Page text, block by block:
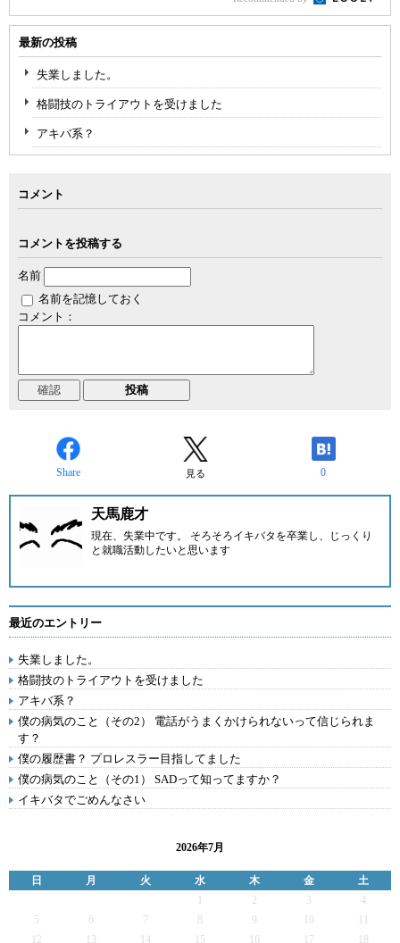
最新の投稿
失業しました。
格闘技のトライアウトを受けました
アキバ系？
コメント
コメントを投稿する
名前
名前を記憶しておく
コメント：
Share 見る 0
天馬鹿才
現在、失業中です。 そろそろイキバタを卒業し、じっくり
と就職活動したいと思います
最近のエントリー
失業しました。
格闘技のトライアウトを受けました
アキバ系？
僕の病気のこと（その2） 電話がうまくかけられないって信じられま
す？
僕の履歴書？ プロレスラー目指してました
僕の病気のこと（その1） SADって知ってますか？
イキバタでごめんなさい
2026年7月
日 月 火 水 木 金
土
2 3
4
5
6 7 9
12
13 14 15 16 17